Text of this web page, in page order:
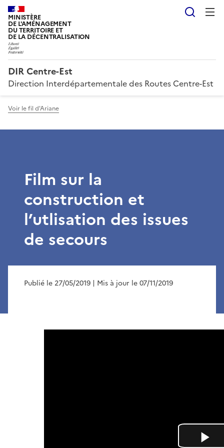
MINISTÈRE
DE L'AMÉNAGEMENT
DU TERRITOIRE ET
DE LA DÉCENTRALISATION
DIR Centre-Est
Direction Interdépartementale des Routes Centre-Est
Voir le fil d'Ariane
Film sur la
construction et
l’utlisation des issues
de secours
Publié le 27/05/2019 | Mis à jour le 07/11/2019